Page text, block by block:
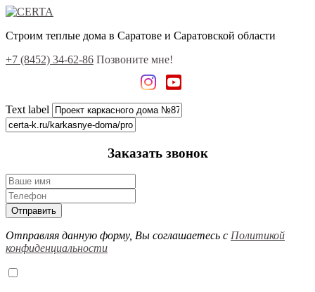
Строим теплые дома в Саратове и Саратовской области
+7 (8452) 34-62-86 Позвоните мне!
Text label
Заказать звонок
Отправить
Отправляя данную форму, Вы соглашаетесь с Политикой
конфиденциальности